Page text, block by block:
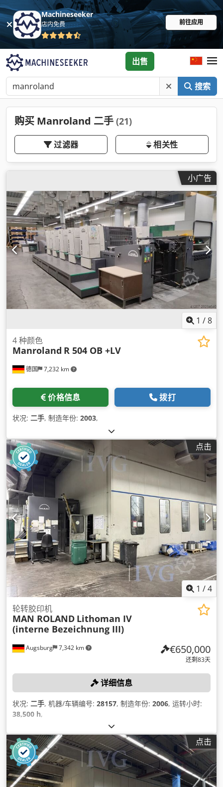
Machineseeker
店内免费 前往应用
搜索
出售
购买 Manroland 二手 (21)
过滤器 相关性
小广告
1 /8
德国 7,232 km
4 种颜色
Manroland R 504 OB +LV
价格信息 拨打
状况: 二手, 制造年份: 2003,
点击
1 /4
Augsburg 7,342 km
轮转胶印机
MAN ROLAND Lithoman IV
(interne Bezeichnung III)
€650,000
还剩83天
详细信息
状况: 二手, 机器/车辆编号: 28157, 制造年份: 2006, 运转小时:
38,500 h,
点击